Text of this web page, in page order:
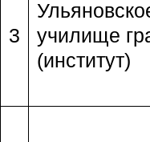
3
училище
(институт)